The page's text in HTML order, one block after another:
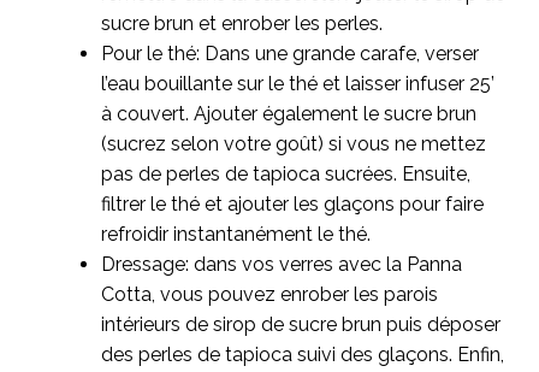
sucre brun et enrober les perles.
Pour le thé: Dans une grande carafe, verser
l’eau bouillante sur le thé et laisser infuser 25’
à couvert. Ajouter également le sucre brun
(sucrez selon votre goût) si vous ne mettez
pas de perles de tapioca sucrées. Ensuite,
filtrer le thé et ajouter les glaçons pour faire
refroidir instantanément le thé.
Dressage: dans vos verres avec la Panna
Cotta, vous pouvez enrober les parois
intérieurs de sirop de sucre brun puis déposer
des perles de tapioca suivi des glaçons. Enfin,